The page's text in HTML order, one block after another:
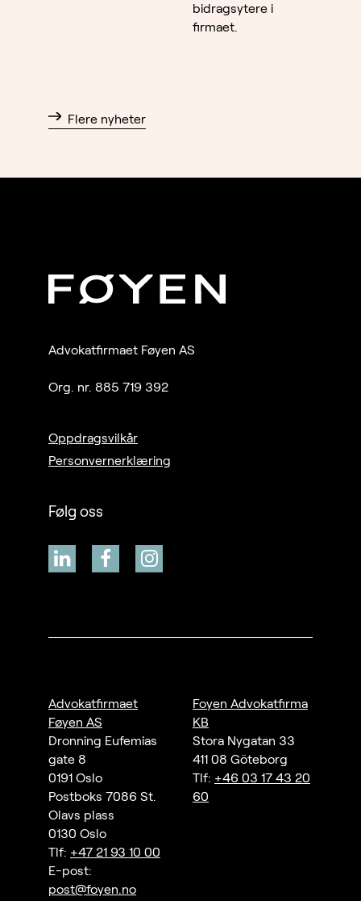
bidragsytere i
firmaet.
Flere nyheter
Advokatfirmaet Føyen AS
Org. nr. 885 719 392
Oppdragsvilkår
Personvernerklæring
Følg oss
Advokatfirmaet
Føyen AS
Dronning Eufemias
gate 8
0191 Oslo
Postboks 7086 St.
Olavs plass
0130 Oslo
Tlf: +47 21 93 10 00
E-post:
post@foyen.no
Foyen Advokatfirma
KB
Stora Nygatan 33
411 08 Göteborg
Tlf: +46 03 17 43 20
60